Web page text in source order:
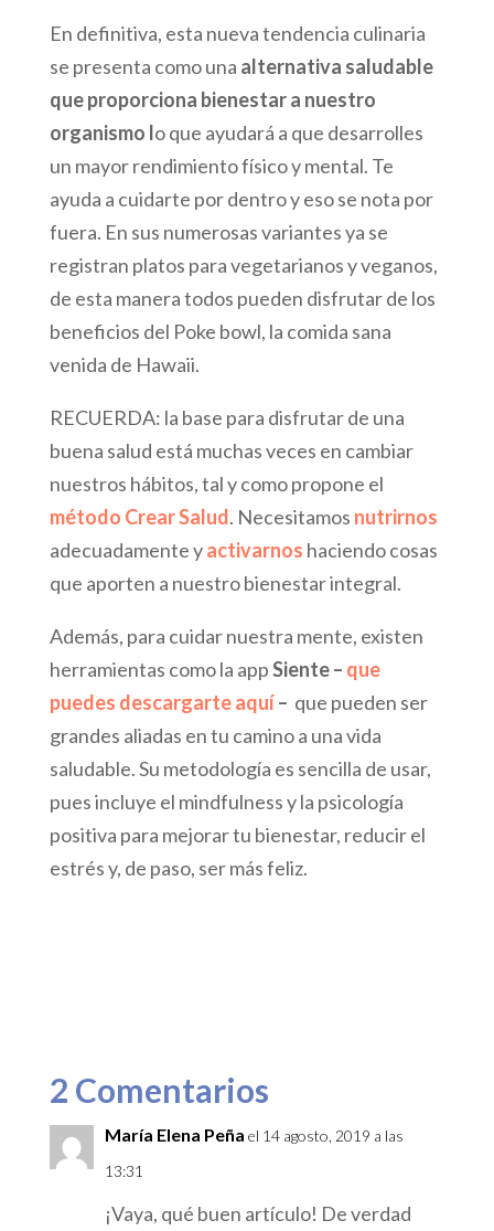
En definitiva, esta nueva tendencia culinaria
se presenta como una alternativa saludable
que proporciona bienestar a nuestro
organismo lo que ayudará a que desarrolles
un mayor rendimiento físico y mental. Te
ayuda a cuidarte por dentro y eso se nota por
fuera. En sus numerosas variantes ya se
registran platos para vegetarianos y veganos,
de esta manera todos pueden disfrutar de los
beneficios del Poke bowl, la comida sana
venida de Hawaii.
RECUERDA: la base para disfrutar de una
buena salud está muchas veces en cambiar
nuestros hábitos, tal y como propone el
método Crear Salud. Necesitamos nutrirnos
adecuadamente yactivarnos haciendo cosas
que aporten a nuestro bienestar integral.
Además, para cuidar nuestra mente, existen
herramientas como la appSiente – que
puedes descargarte aquí– que pueden ser
grandes aliadas en tu camino a una vida
saludable. Su metodología es sencilla de usar,
pues incluye el mindfulness y la psicología
positiva para mejorar tu bienestar, reducir el
estrés y, de paso, ser más feliz.
2 Comentarios
María Elena Peña el 14 agosto, 2019 a las
13:31
¡Vaya, qué buen artículo! De verdad